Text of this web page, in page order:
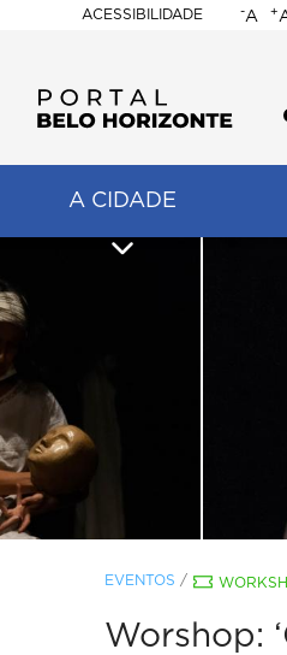
ACESSIBILIDADE
BELO
-A +
A CIDADE
EVENTOS /
Worshop: